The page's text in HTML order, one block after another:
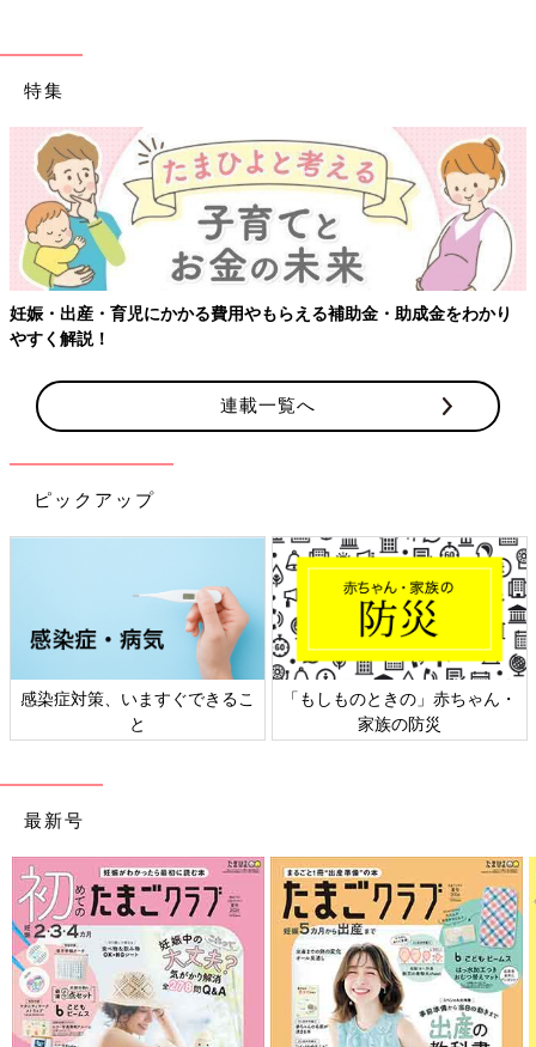
特集
妊娠・出産・育児にかかる費用やもらえる補助金・助成金をわかり
やすく解説！
連載一覧へ
ピックアップ
感染症対策、いますぐできるこ
と
「もしものときの」赤ちゃん・
家族の防災
最新号